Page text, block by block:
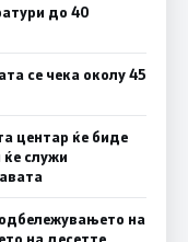
до 40
се чека околу 45
центар ќе биде
служи
на